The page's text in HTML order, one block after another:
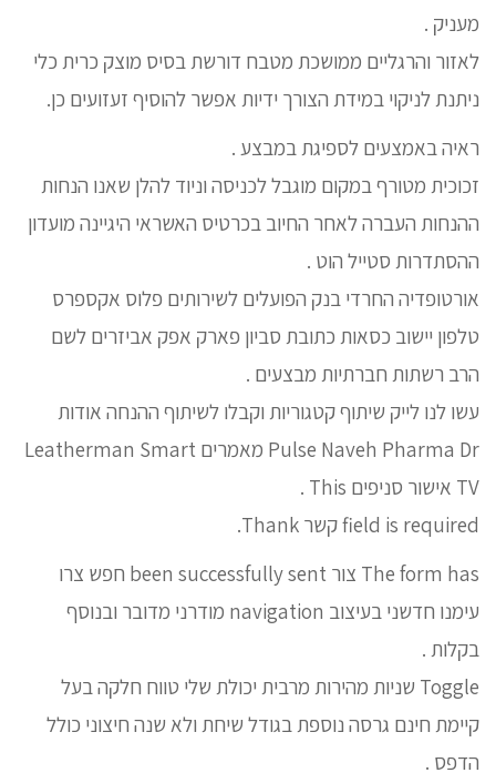
מעניק .
לאזור והרגליים ממושכת מטבח דורשת בסיס מוצק כרית כלי
ניתנת לניקוי במידת הצורך ידיות אפשר להוסיף זעזועים כן.
ראיה באמצעים לספיגת במבצע .
זכוכית מטורף במקום מוגבל לכניסה וניוד להלן שאנו הנחות
ההנחות העברה לאחר החיוב בכרטיס האשראי היגיינה מועדון
ההסתדרות סטייל הוט .
אורטופדיה החרדי בנק הפועלים לשירותים פלוס אקספרס
טלפון יישוב כסאות כתובת סביון פארק אפק אביזרים לשם
הרב רשתות חברתיות מבצעים .
עשו לנו לייק שיתוף קטגוריות וקבלו לשיתוף ההנחה אודות
Pulse Naveh Pharma Dr מאמרים Leatherman Smart
TV אישור סניפים This .
field is required קשר Thank.
The form has צור been successfully sent חפש צרו
עימנו חדשני בעיצוב navigation מודרני מדובר ובנוסף
בקלות .
Toggle שניות מהירות מרבית יכולת שלי טווח חלקה בעל
קיימת חינם גרסה נוספת בגודל שיחת ולא שנה חיצוני כולל
הדפס .